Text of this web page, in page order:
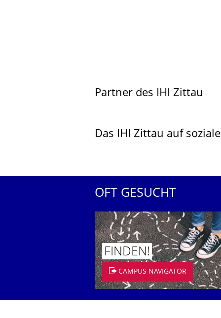
Partner des IHI Zittau
Das IHI Zittau auf
OFT GESUCHT
FINDEN!
CAMPUS NAVIGATOR